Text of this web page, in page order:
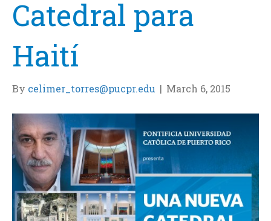
Catedral para
Haití
By celimer_torres@pucpr.edu | March 6, 2015